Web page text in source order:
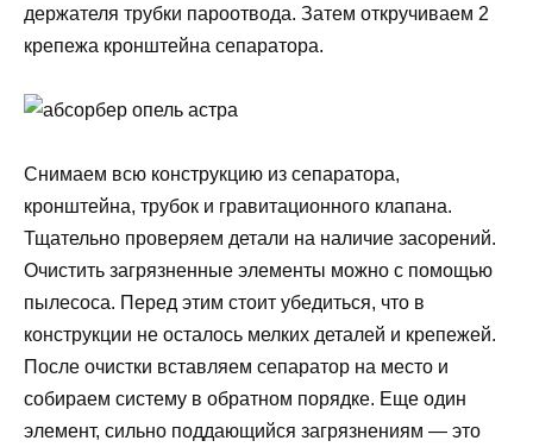
держателя трубки пароотвода. Затем откручиваем 2
крепежа кронштейна сепаратора.
Снимаем всю конструкцию из сепаратора,
кронштейна, трубок и гравитационного клапана.
Тщательно проверяем детали на наличие засорений.
Очистить загрязненные элементы можно с помощью
пылесоса. Перед этим стоит убедиться, что в
конструкции не осталось мелких деталей и крепежей.
После очистки вставляем сепаратор на место и
собираем систему в обратном порядке. Еще один
элемент, сильно поддающийся загрязнениям — это